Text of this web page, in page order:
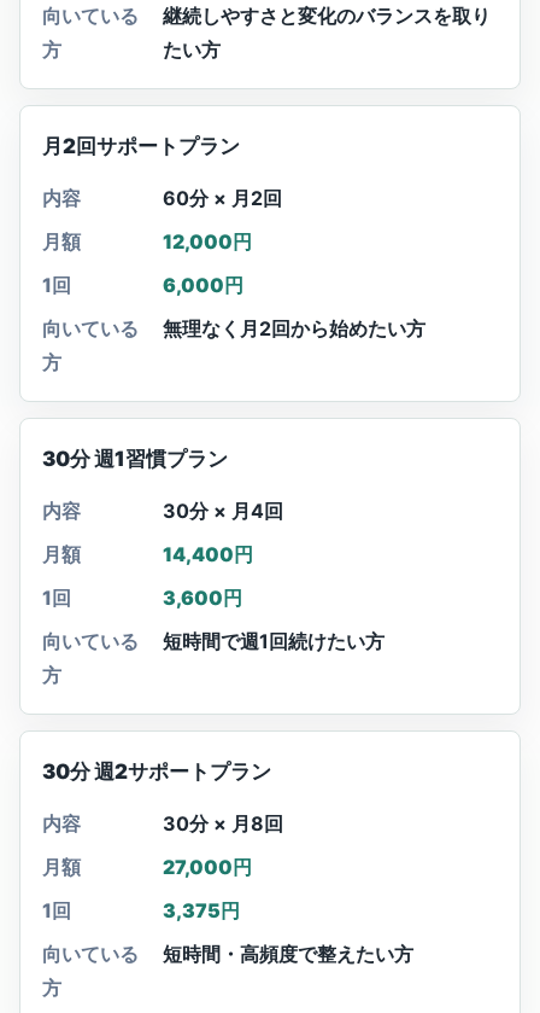
向いている
方
継続しやすさと変化のバランスを取り
たい方
月2回サポートプラン
内容
60分 × 月2回
月額
12,000円
1回
6,000円
向いている
方
無理なく月2回から始めたい方
30分 週1習慣プラン
内容
30分 × 月4回
月額
14,400円
1回
3,600円
向いている
方
短時間で週1回続けたい方
30分 週2サポートプラン
内容
30分 × 月8回
月額
27,000円
1回
3,375円
向いている
方
短時間・高頻度で整えたい方